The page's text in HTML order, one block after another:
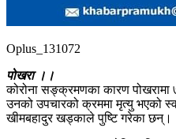
Oplus_131072
पोखरा ।।
कोरोना सङ्क्रमणका कारण पोखरामा
उनको उपचारको क्रममा मृत्यु भएको
खीमबहादुर खड्काले पुष्टि गरेका छन्।